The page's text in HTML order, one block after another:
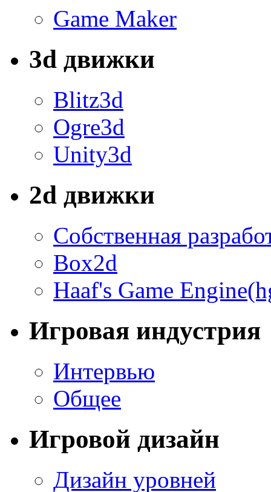
Game Maker
3d движки
Blitz3d
Ogre3d
Unity3d
2d движки
Собственная
Box2d
Haaf's Game
Игровая индустрия
Интервью
Общее
Игровой дизайн
Дизайн уровней